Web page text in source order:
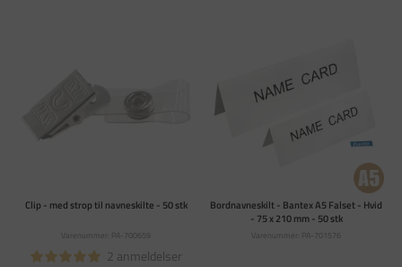
Clip - med strop til navneskilte - 50 stk
Varenummer: PA-700659
2 anmeldelser
Bordnavneskilt - Bantex A5 Falset - Hvid
- 75 x 210 mm - 50 stk
Varenummer: PA-701576